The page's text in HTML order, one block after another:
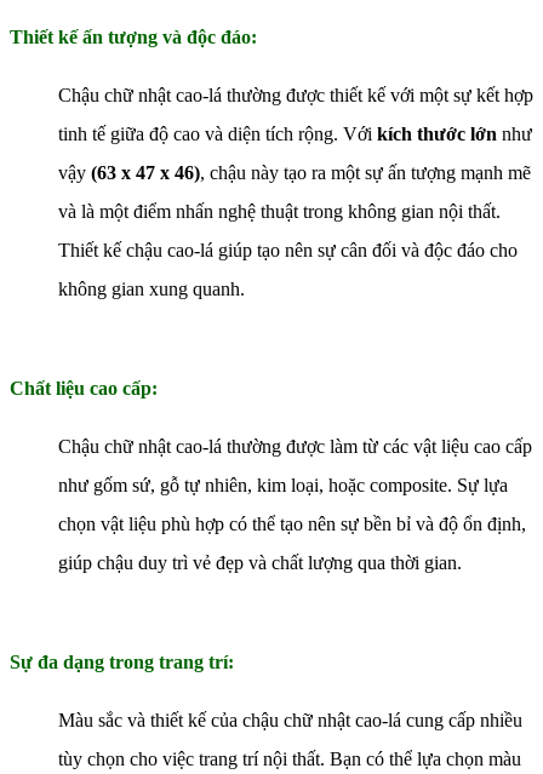
Thiết kế ấn tượng và độc đáo:
Chậu chữ nhật cao-lá thường được thiết kế với một sự kết hợp
tinh tế giữa độ cao và diện tích rộng. Với kích thước lớn như
vậy (63 x 47 x 46), chậu này tạo ra một sự ấn tượng mạnh mẽ
và là một điểm nhấn nghệ thuật trong không gian nội thất.
Thiết kế chậu cao-lá giúp tạo nên sự cân đối và độc đáo cho
không gian xung quanh.
Chất liệu cao cấp:
Chậu chữ nhật cao-lá thường được làm từ các vật liệu cao cấp
như gốm sứ, gỗ tự nhiên, kim loại, hoặc composite. Sự lựa
chọn vật liệu phù hợp có thể tạo nên sự bền bỉ và độ ổn định,
giúp chậu duy trì vẻ đẹp và chất lượng qua thời gian.
Sự đa dạng trong trang trí:
Màu sắc và thiết kế của chậu chữ nhật cao-lá cung cấp nhiều
tùy chọn cho việc trang trí nội thất. Bạn có thể lựa chọn màu